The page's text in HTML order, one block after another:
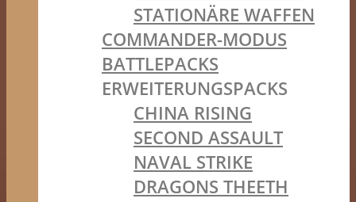
STATIONÄRE WAFFEN
COMMANDER-MODUS
BATTLEPACKS
ERWEITERUNGSPACKS
CHINA RISING
SECOND ASSAULT
NAVAL STRIKE
DRAGONS THEETH